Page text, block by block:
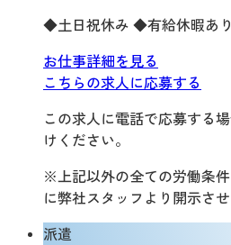
◆土日祝休み ◆有給休暇あり
お仕事詳細を見る
こちらの求人に応募する
この求人に電話で応募する
けください。
※上記以外の全ての労働条
に弊社スタッフより開示させ
派遣